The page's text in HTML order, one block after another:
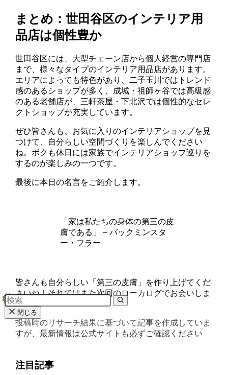
まとめ：世田谷区のインテリア用
品店は個性豊か
世田谷区には、大型チェーン店から個人経営の専門店
まで、様々なタイプのインテリア用品店があります。
エリアによっても特色があり、二子玉川ではトレンド
感のあるショップが多く、成城・祖師ヶ谷では高級感
のある老舗店が、三軒茶屋・下北沢では個性的なセレ
クトショップが充実しています。
ぜひ皆さんも、お気に入りのインテリアショップを見
つけて、自分らしい空間づくりを楽しんでください
ね。ボクも休日には家族でインテリアショップ巡りを
するのが楽しみの一つです。
最後に本日の名言をご紹介します。
「家は私たちの身体の第三の皮
膚である」 – バックミンスタ
ー・フラー
皆さんも自分らしい「第三の皮膚」を作り上げてくだ
さいね！それではまた次回のローカログでお会いしま
しょう！
投稿時のリサーチ結果に基づいて記事を作成していま
すが、最新情報は公式サイトも必ずご確認ください
注目記事
閉じる